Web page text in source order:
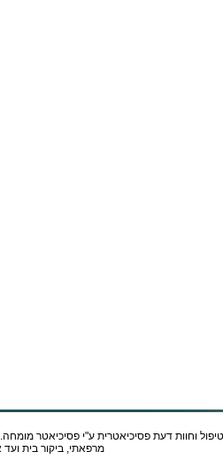
וחוות דעת פסיכיאטרית ע"י פסיכיאטר מומחה.
מרפאתי, ביקור בית ועד